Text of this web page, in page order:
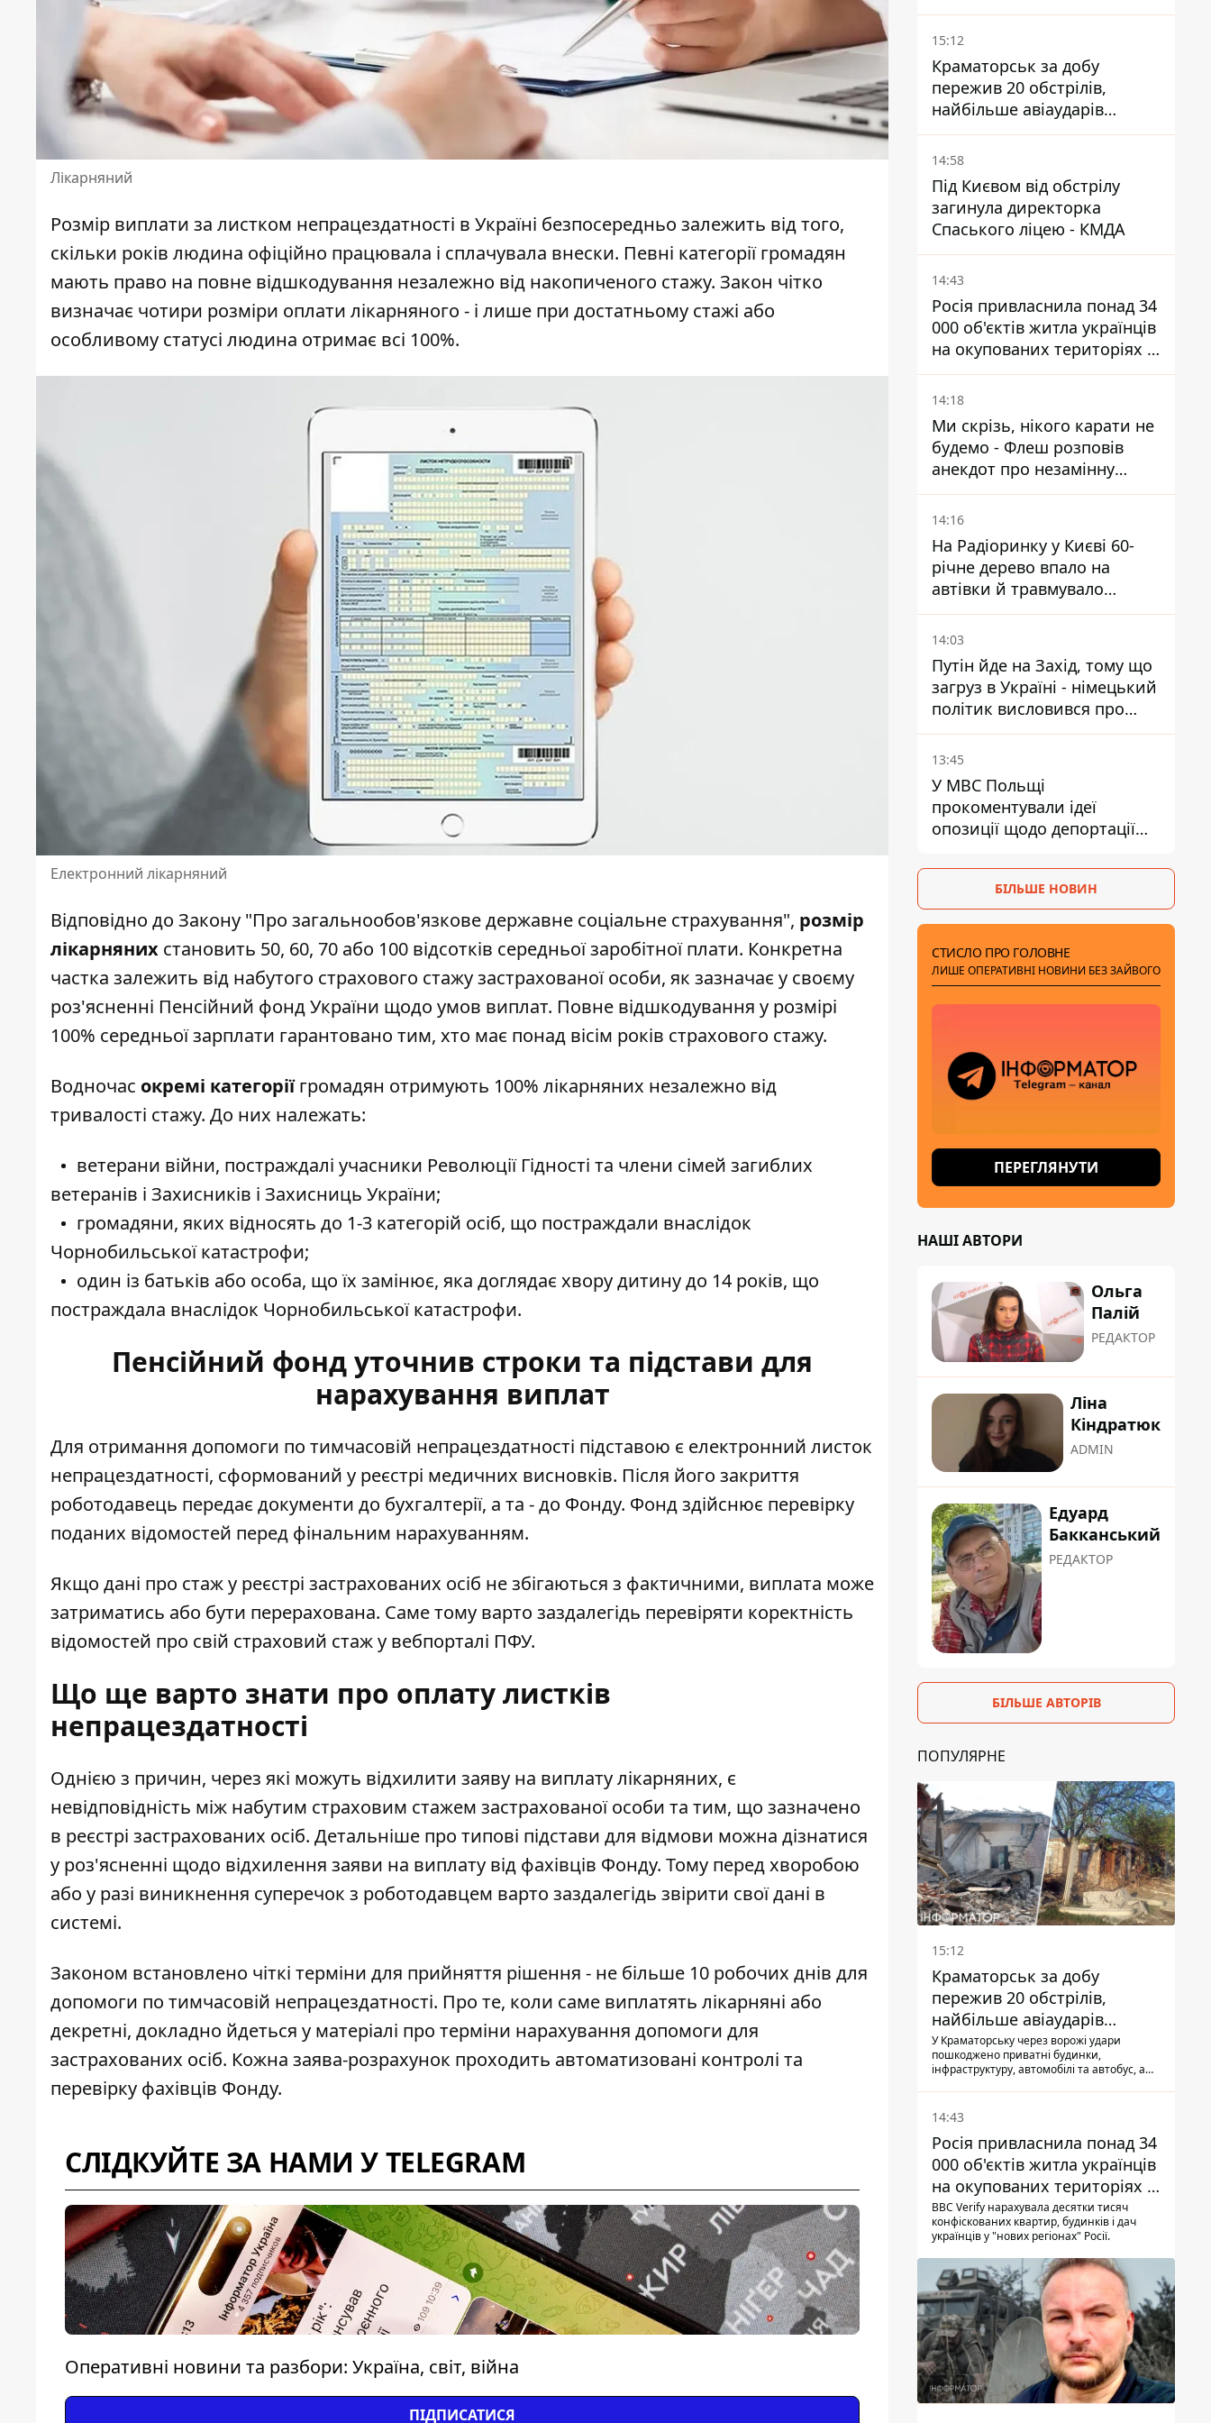
Лікарняний
Розмір виплати за листком непрацездатності в Україні безпосередньо залежить від того,
скільки років людина офіційно працювала і сплачувала внески. Певні категорії громадян
мають право на повне відшкодування незалежно від накопиченого стажу. Закон чітко
визначає чотири розміри оплати лікарняного - і лише при достатньому стажі або
особливому статусі людина отримає всі 100%.
Електронний лікарняний
Відповідно до Закону "Про загальнообов'язкове державне соціальне страхування", розмір
лікарняних становить 50, 60, 70 або 100 відсотків середньої заробітної плати. Конкретна
частка залежить від набутого страхового стажу застрахованої особи, як зазначає у своєму
роз'ясненні Пенсійний фонд України щодо умов виплат. Повне відшкодування у розмірі
100% середньої зарплати гарантовано тим, хто має понад вісім років страхового стажу.
Водночас окремі категоріїгромадян отримують 100% лікарняних незалежно від
тривалості стажу. До них належать:
ветерани війни, постраждалі учасники Революції Гідності та члени сімей загиблих
ветеранів і Захисників і Захисниць України;
громадяни, яких відносять до 1-3 категорій осіб, що постраждали внаслідок
Чорнобильської катастрофи;
один із батьків або особа, що їх замінює, яка доглядає хвору дитину до 14 років, що
постраждала внаслідок Чорнобильської катастрофи.
Пенсійний фонд уточнив строки та підстави для
нарахування виплат
Для отримання допомоги по тимчасовій непрацездатності підставою є електронний листок
непрацездатності, сформований у реєстрі медичних висновків. Після його закриття
роботодавець передає документи до бухгалтерії, а та - до Фонду. Фонд здійснює перевірку
поданих відомостей перед фінальним нарахуванням.
Якщо дані про стаж у реєстрі застрахованих осіб не збігаються з фактичними, виплата може
затриматись або бути перерахована. Саме тому варто заздалегідь перевіряти коректність
відомостей про свій страховий стаж у вебпорталі ПФУ.
Що ще варто знати про оплату листків
непрацездатності
Однією з причин, через які можуть відхилити заяву на виплату лікарняних, є
невідповідність між набутим страховим стажем застрахованої особи та тим, що зазначено
в реєстрі застрахованих осіб. Детальніше про типові підстави для відмови можна дізнатися
у роз'ясненні щодо відхилення заяви на виплату від фахівців Фонду. Тому перед хворобою
або у разі виникнення суперечок з роботодавцем варто заздалегідь звірити свої дані в
системі.
Законом встановлено чіткі терміни для прийняття рішення - не більше 10 робочих днів для
допомоги по тимчасовій непрацездатності. Про те, коли саме виплатять лікарняні або
декретні, докладно йдеться у матеріалі про терміни нарахування допомоги для
застрахованих осіб. Кожна заява-розрахунок проходить автоматизовані контролі та
перевірку фахівців Фонду.
СЛІДКУЙТЕ ЗА НАМИ У TELEGRAM
Оперативні новини та разбори: Україна, світ, війна
ПІДПИСАТИСЯ
15:12
Краматорськ за добу
пережив 20 обстрілів,
найбільше авіаударів
КАБ-250
14:58
Під Києвом від обстрілу
загинула директорка
Спаського ліцею - КМДА
14:43
Росія привласнила понад 34
000 об'єктів житла українців
на окупованих територіях -
розслідування BBC
14:18
Ми скрізь, нікого карати не
будемо - Флеш розповів
анекдот про незамінну
роботу зв’язківців на фронті
14:16
На Радіоринку у Києві 60-
річне дерево впало на
автівки й травмувало
людину - подробиці
14:03
Путін йде на Захід, тому що
загруз в Україні - німецький
політик висловився про
плани РФ
13:45
У МВС Польщі
прокоментували ідеї
опозиції щодо депортації
абсурд і популізм
БІЛЬШЕ НОВИН
СТИСЛО ПРО ГОЛОВНЕ
ЛИШЕ ОПЕРАТИВНІ НОВИНИ БЕЗ ЗАЙВОГО
ПЕРЕГЛЯНУТИ
НАШІ АВТОРИ
Ольга
Палій
РЕДАКТОР
Ліна
Кіндратюк
ADMIN
Едуард
Бакканський
РЕДАКТОР
БІЛЬШЕ АВТОРІВ
ПОПУЛЯРНЕ
15:12
Краматорськ за добу
пережив 20 обстрілів,
найбільше авіаударів
КАБ-250
У Краматорську через ворожі удари
пошкоджено приватні будинки,
інфраструктуру, автомобілі та автобус, а
14:43
Росія привласнила понад 34
000 об'єктів житла українців
на окупованих територіях -
розслідування BBC
BBC Verify нарахувала десятки тисяч
конфіскованих квартир, будинків і дач
українців у "нових регіонах" Росії.